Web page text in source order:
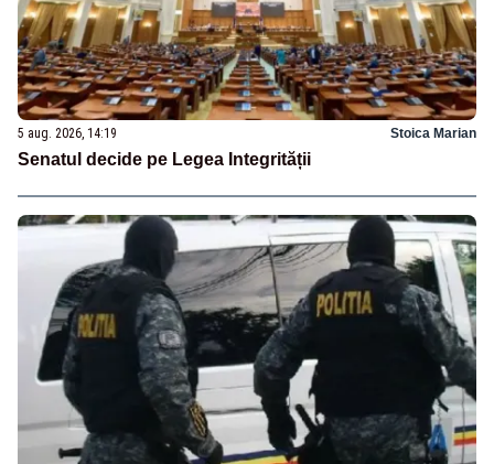
5 aug. 2026, 14:19 Stoica Marian
Senatul decide pe Legea Integrității